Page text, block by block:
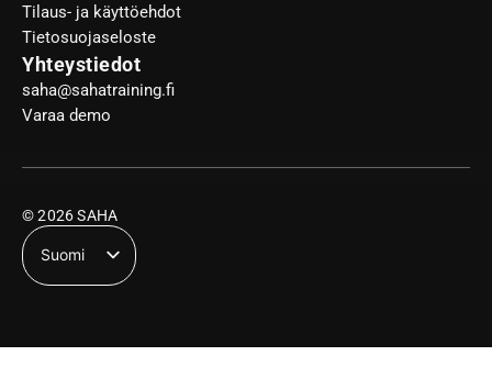
Tilaus- ja käyttöehdot
Tietosuojaseloste
Yhteystiedot
saha@sahatraining.fi
Varaa demo
© 2026 SAHA
Suomi
English